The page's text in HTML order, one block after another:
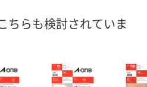
あり 3点
数量
ちらも検討されていま